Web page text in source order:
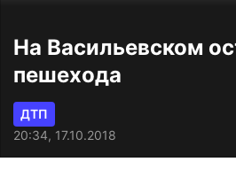
На Васильевском
пешехода
ДТП
20:34, 17.10.2018